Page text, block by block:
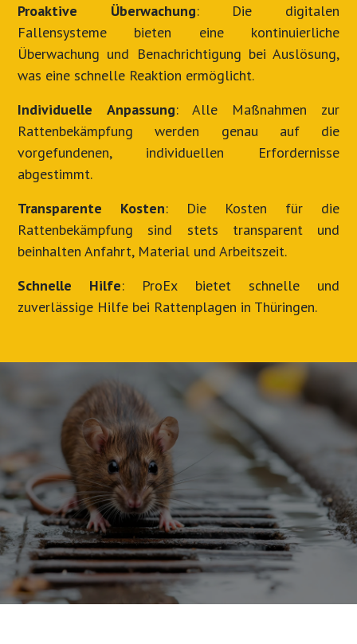
Proaktive Überwachung: Die digitalen
Fallensysteme bieten eine kontinuierliche
Überwachung und Benachrichtigung bei Auslösung,
was eine schnelle Reaktion ermöglicht.
Individuelle Anpassung: Alle Maßnahmen zur
Rattenbekämpfung werden genau auf die
vorgefundenen, individuellen Erfordernisse
abgestimmt.
Transparente Kosten: Die Kosten für die
Rattenbekämpfung sind stets transparent und
beinhalten Anfahrt, Material und Arbeitszeit.
Schnelle Hilfe: ProEx bietet schnelle und
zuverlässige Hilfe bei Rattenplagen in Thüringen.